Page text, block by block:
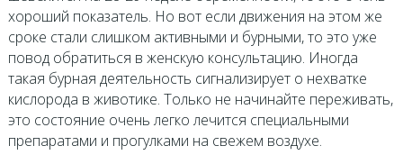
хороший показатель. Но вот если движения на этом же
сроке стали слишком активными и бурными, то это уже
повод обратиться в женскую консультацию. Иногда
такая бурная деятельность сигнализирует о нехватке
кислорода в животике. Только не начинайте переживать,
это состояние очень легко лечится специальными
препаратами и прогулками на свежем воздухе.